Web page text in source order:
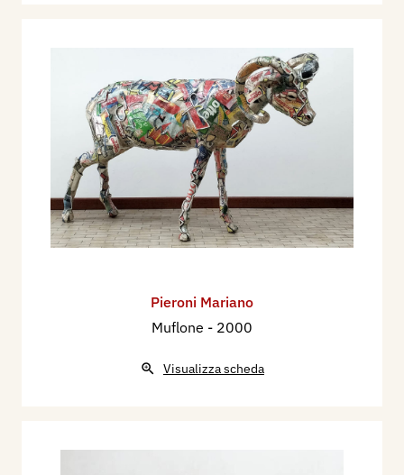
Pieroni Mariano
Muflone - 2000
Visualizza scheda